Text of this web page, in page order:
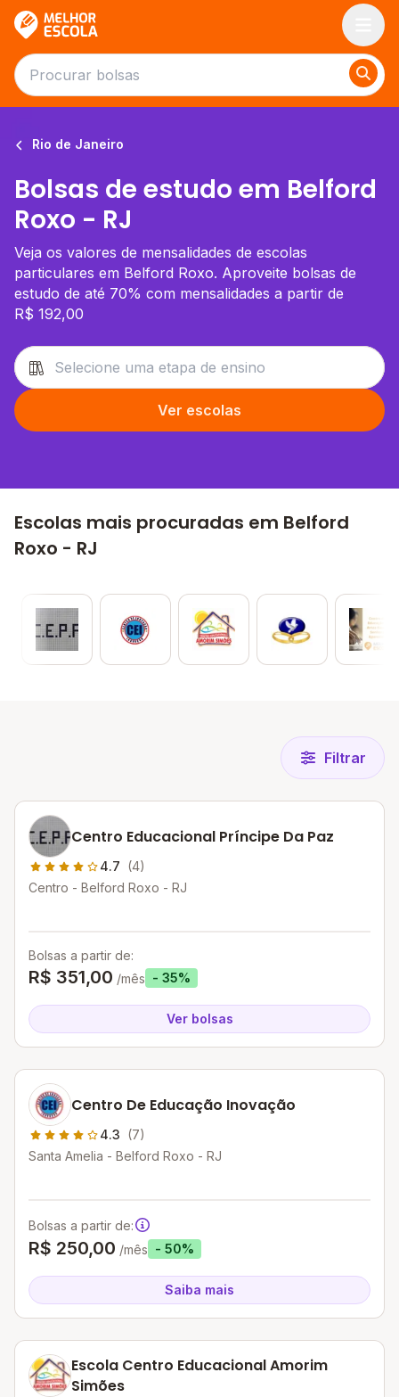
Rio de Janeiro
Bolsas de estudo em Belford
Roxo - RJ
Veja os valores de mensalidades de escolas
particulares em Belford Roxo. Aproveite bolsas de
estudo de até 70% com mensalidades a partir de
R$ 192,00
Ver escolas
Escolas mais procuradas em Belford
Roxo - RJ
Filtrar
Centro Educacional Príncipe Da Paz
4.7 (4)
Centro - Belford Roxo - RJ
Bolsas a partir de:
R$ 351,00 /mês - 35%
Ver bolsas
Centro De Educação Inovação
4.3 (7)
Santa Amelia - Belford Roxo - RJ
Bolsas a partir de:
R$ 250,00 /mês - 50%
Saiba mais
Escola Centro Educacional Amorim
Simões